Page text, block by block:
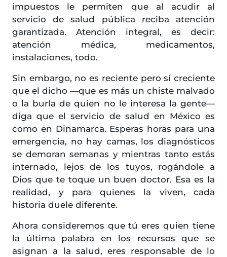
impuestos le permiten que al acudir al
servicio de salud pública reciba atención
garantizada. Atención integral, es decir:
atención médica, medicamentos,
instalaciones, todo.
Sin embargo, no es reciente pero sí creciente
que el dicho —que es más un chiste malvado
o la burla de quien no le interesa la gente—
diga que el servicio de salud en México es
como en Dinamarca. Esperas horas para una
emergencia, no hay camas, los diagnósticos
se demoran semanas y mientras tanto estás
internado, lejos de los tuyos, rogándole a
Dios que te toque un buen doctor. Esa es la
realidad, y para quienes la viven, cada
historia duele diferente.
Ahora consideremos que tú eres quien tiene
la última palabra en los recursos que se
asignan a la salud, eres responsable de lo